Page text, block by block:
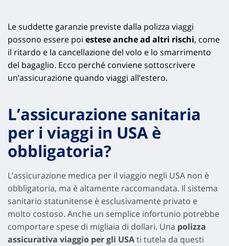
Le suddette garanzie previste dalla polizza viaggi
possono essere poi estese anche ad altri rischi, come
il ritardo e la cancellazione del volo e lo smarrimento
del bagaglio. Ecco perché conviene sottoscrivere
un’assicurazione quando viaggi all’estero.
L’assicurazione sanitaria
per i viaggi in USA è
obbligatoria?
L’assicurazione medica per il viaggio negli USA non è
obbligatoria, ma è altamente raccomandata. Il sistema
sanitario statunitense è esclusivamente privato e
molto costoso. Anche un semplice infortunio potrebbe
comportare spese di migliaia di dollari. Una polizza
assicurativa viaggio per gli USAti tutela da questi